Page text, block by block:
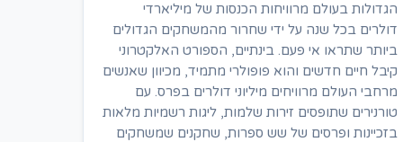
הגדולות בעולם מרוויחות הכנסות של מיליארדי
דולרים בכל שנה על ידי שחרור מהמשחקים הגדולים
ביותר שתראו אי פעם. בינתיים, הספורט האלקטרוני
קיבל חיים חדשים והוא פופולרי מתמיד, מכיוון שאנשים
מרחבי העולם מרוויחים מיליוני דולרים בפרס. עם
טורנירים שתופסים זירות שלמות, ליגות רשמיות מלאות
בזכיינות ופרסים של שש ספרות, שחקנים שמשחקים